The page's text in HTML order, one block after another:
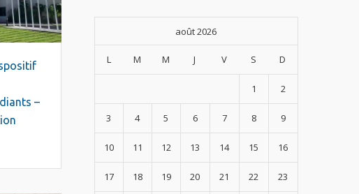
–
août 2026
L M M J V S D
1 2
3 4 5 6 7 8 9
10 11 12 13 14 15 16
17 18 19 20 21 22 23